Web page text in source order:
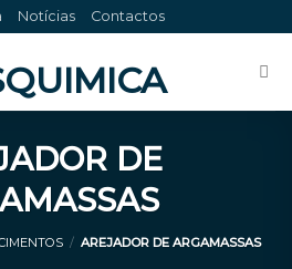
Notícias Contactos
DE
/ AREJADOR DE ARGAMASSAS